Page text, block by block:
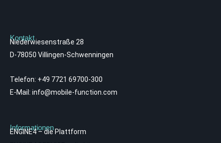
Kontakt
Niederwiesenstraße 28
D-78050 Villingen-Schwenningen
Telefon: +49 7721 69700-300
E-Mail: info@mobile-function.com
Informationen
ENGINE4 – die Plattform